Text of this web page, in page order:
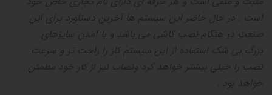
است
در حال حاضر این سیستم ها آخرین دستاورد برای این
صنعت در هنگام نصب کاشی می باشد و با آمدن سایزهای
بزرگ بی شک استفاده از این سیستم کار را راحت تر و سرعت
نصب را خیلی بیشتر خواهد کرد ونصاب نیز از کار خود مطمئن
خواهد بود